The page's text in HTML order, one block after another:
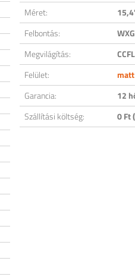
Méret:
Felbontás:
Megvilágítás:
CCFL
Felület:
matt
Garancia:
12
Szállítási költség:
0 Ft